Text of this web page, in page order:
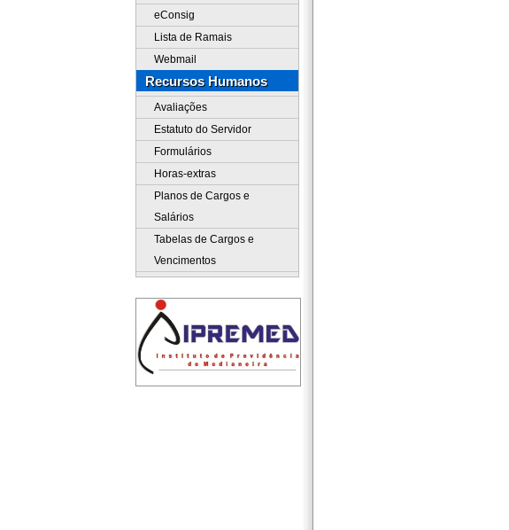
eConsig
Lista de Ramais
Webmail
Recursos Humanos
Avaliações
Estatuto do Servidor
Formulários
Horas-extras
Planos de Cargos e
Salários
Tabelas de Cargos e
Vencimentos